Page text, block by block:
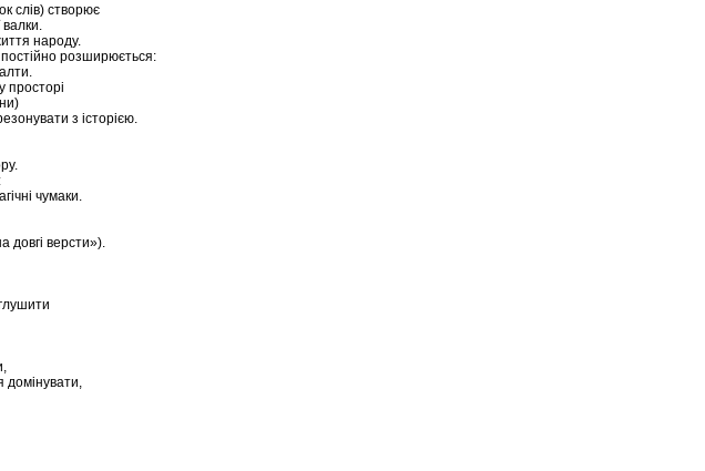
слів) створює
валки.
народу.
розширюється:
просторі
з історією.
чумаки.
довгі версти»).
домінувати,